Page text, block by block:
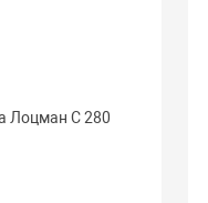
Лоцман С 280